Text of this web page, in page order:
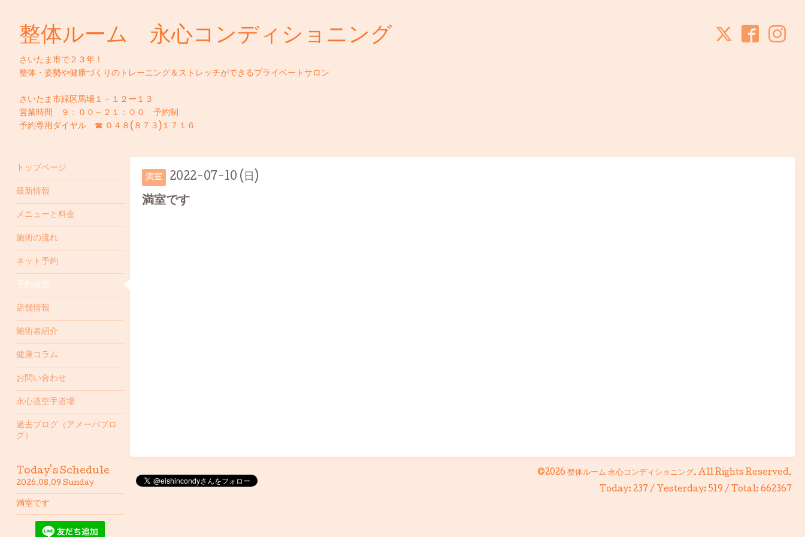
整体ルーム 永心コンディショニング
さいたま市で２３年！
整体・姿勢や健康づくりのトレーニング＆ストレッチができるプライベートサロン
さいたま市緑区馬場１－１２ー１３
営業時間 ９：００～２１：００ 予約制
予約専用ダイヤル ☎ ０４８(８７３)１７１６
満室 2022-07-10 (日)
満室です
©2026 整体ルーム 永心コンディショニング. All Rights Reserved.
Today: 237 / Yesterday: 519 / Total: 662367
トップページ
最新情報
メニューと料金
施術の流れ
ネット予約
予約状況
店舗情報
施術者紹介
健康コラム
お問い合わせ
永心道空手道場
過去ブログ（アメーバブロ
グ）
Today's Schedule
2026.08.09 Sunday
満室です